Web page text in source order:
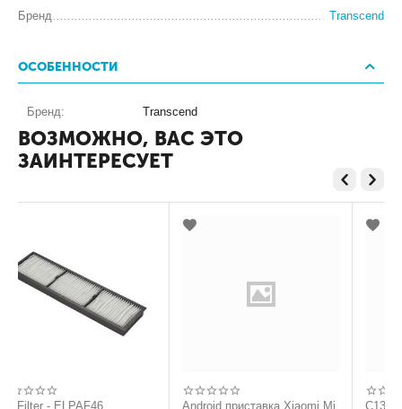
Бренд Transcend
ОСОБЕННОСТИ
Бренд: Transcend
ВОЗМОЖНО, ВАС ЭТО
ЗАИНТЕРЕСУЕТ
Android приставка Xiaomi Mi C13S042091